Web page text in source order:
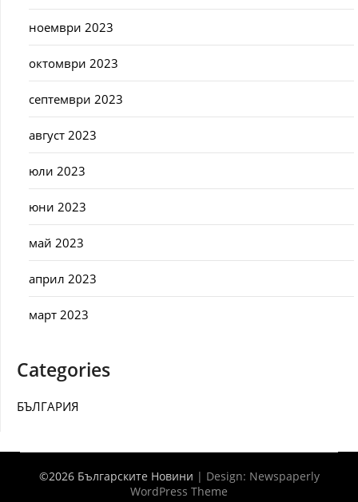
ноември 2023
октомври 2023
септември 2023
август 2023
юли 2023
юни 2023
май 2023
април 2023
март 2023
Categories
БЪЛГАРИЯ
©2026 Българските Новини | Design: Newspaperly
WordPress Theme